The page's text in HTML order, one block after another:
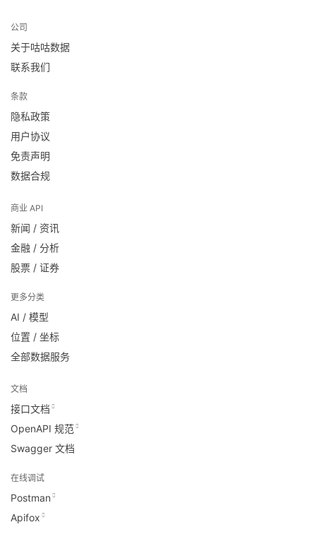
公司
关于咕咕数据
联系我们
条款
隐私政策
用户协议
免责声明
数据合规
商业 API
新闻 / 资讯
金融 / 分析
股票 / 证券
更多分类
AI / 模型
位置 / 坐标
全部数据服务
文档
接口文档
OpenAPI 规范
Swagger 文档
在线调试
Postman
Apifox